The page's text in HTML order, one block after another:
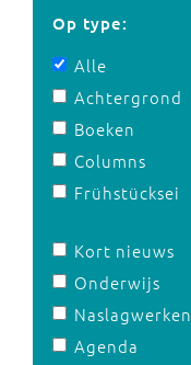
Op type:
Alle
Achtergrond
Boeken
Columns
Frühstücksei
Kort nieuws
Onderwijs
Naslagwerken
Agenda